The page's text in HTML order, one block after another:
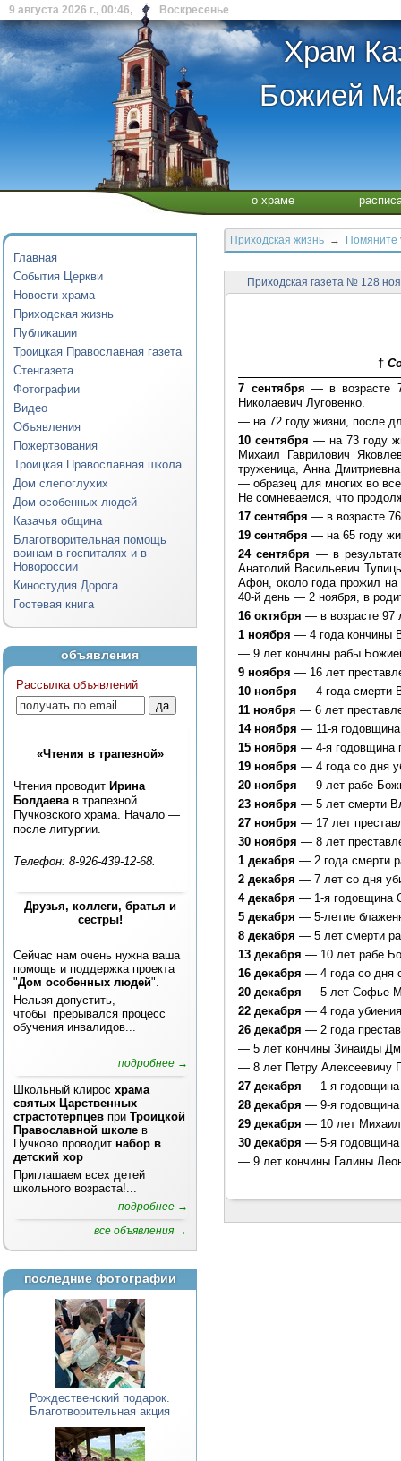
9 августа 2026 г., 00:46, Воскресенье
Храм
Божией
о храме
Главная
События Церкви
Новости храма
Приходская жизнь
Публикации
Троицкая Православная газета
Стенгазета
Фотографии
Видео
Объявления
Пожертвования
Троицкая Православная школа
Дом слепоглухих
Дом особенных людей
Казачья община
Благотворительная помощь
воинам в госпиталях и в
Новороссии
Киностудия Дорога
Гостевая книга
объявления
Рассылка объявлений
«Чтения в трапезной»
Чтения проводит Ирина
Болдаева в трапезной
Пучковского храма. Начало —
после литургии.
Телефон: 8-926-439-12-68.
Друзья, коллеги, братья и
сестры!
Сейчас нам очень нужна ваша
помощь и поддержка проекта
"Дом особенных людей".
Нельзя допустить,
чтобы прерывался процесс
обучения инвалидов...
подробнее →
Школьный клирос храма
святых Царственных
страстотерпцев при Троицкой
Православной школе в
Пучково проводит набор в
детский хор
Приглашаем всех детей
школьного возраста!...
подробнее →
все объявления →
последние фотографии
Рождественский подарок.
Благотворительная акция
Приходская жизнь → Помяните
Приходская газета № 128
†
7 сентября — в возрасте
Николаевич Луговенко.
—на 72 году жизни, после
10 сентября — на 73 году
Михаил Гаврилович
труженица, Анна
— образец для многих во
Не сомневаемся, что
17 сентября — в возрасте
19 сентября — на 65 году
24 сентября — в
Анатолий Васильевич
Афон, около года прожил
40-й день — 2 ноября, в
16 октября — в возрасте 97
1 ноября — 4 года кончины
—9 лет кончины рабы
9 ноября — 16 лет
10 ноября — 4 года смерти
11 ноября — 6 лет
14 ноября — 11-я
15 ноября — 4-я годовщина
19 ноября — 4 года со дня
20 ноября — 9 лет рабе
23 ноября — 5 лет смерти
27 ноября — 17 лет
30 ноября — 8 лет
1 декабря — 2 года смерти
2 декабря — 7 лет со дня
4 декабря — 1-я годовщина
5 декабря — 5-летие
8 декабря — 5 лет смерти
13 декабря — 10 лет рабе
16 декабря — 4 года со дня
20 декабря — 5 лет Софье
22 декабря — 4 года
26 декабря — 2 года
—5 лет кончины Зинаиды
—8 лет Петру Алексеевичу
27 декабря — 1-я годовщина
28 декабря — 9-я годовщина
29 декабря — 10 лет
30 декабря — 5-я
—9 лет кончины Галины